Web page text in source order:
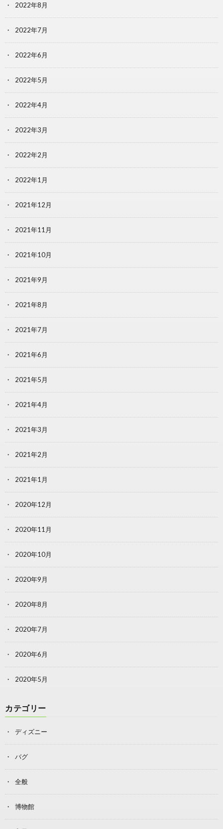
2022年8月
2022年7月
2022年6月
2022年5月
2022年4月
2022年3月
2022年2月
2022年1月
2021年12月
2021年11月
2021年10月
2021年9月
2021年8月
2021年7月
2021年6月
2021年5月
2021年4月
2021年3月
2021年2月
2021年1月
2020年12月
2020年11月
2020年10月
2020年9月
2020年8月
2020年7月
2020年6月
2020年5月
カテゴリー
ディズニー
バグ
全般
博物館